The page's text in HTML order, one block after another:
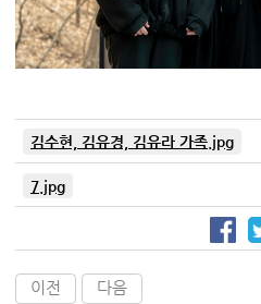
김수현, 김유경, 김유라 가족.jpg
7.jpg
이전 다음